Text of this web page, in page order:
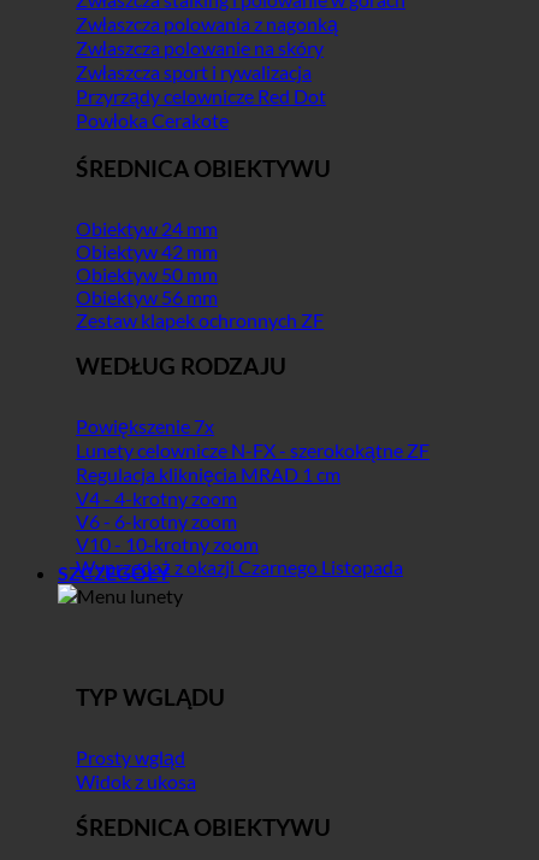
Zwłaszcza polowania z nagonką
Zwłaszcza polowanie na skóry
Zwłaszcza sport i rywalizacja
Przyrządy celownicze Red Dot
Powłoka Cerakote
ŚREDNICA OBIEKTYWU
Obiektyw 24 mm
Obiektyw 42 mm
Obiektyw 50 mm
Obiektyw 56 mm
Zestaw klapek ochronnych ZF
WEDŁUG RODZAJU
Powiększenie 7x
Lunety celownicze N-FX - szerokokątne ZF
Regulacja kliknięcia MRAD 1 cm
V4 - 4-krotny zoom
V6 - 6-krotny zoom
V10 - 10-krotny zoom
Wyprzedaż z okazji Czarnego Listopada
SZCZEGÓŁY
TYP WGLĄDU
Prosty wgląd
Widok z ukosa
ŚREDNICA OBIEKTYWU